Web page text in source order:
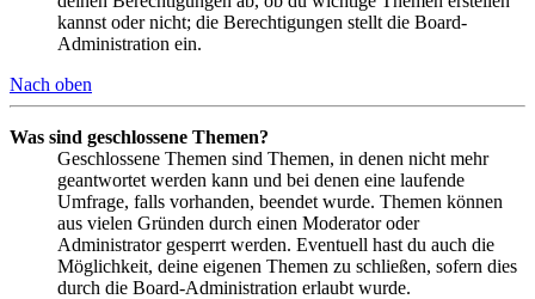
kannst oder nicht; die Berechtigungen stellt die Board-
Administration ein.
Nach oben
Was sind geschlossene Themen?
Geschlossene Themen sind Themen, in denen nicht mehr
geantwortet werden kann und bei denen eine laufende
Umfrage, falls vorhanden, beendet wurde. Themen können
aus vielen Gründen durch einen Moderator oder
Administrator gesperrt werden. Eventuell hast du auch die
Möglichkeit, deine eigenen Themen zu schließen, sofern dies
durch die Board-Administration erlaubt wurde.